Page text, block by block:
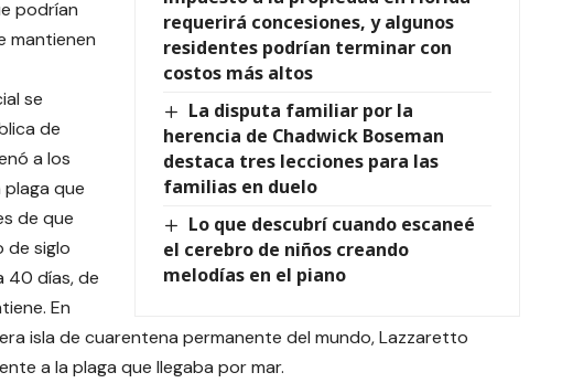
requerirá concesiones, y algunos
residentes podrían terminar con
costos más altos
La disputa familiar por la
herencia de Chadwick Boseman
destaca tres lecciones para las
familias en duelo
Lo que descubrí cuando escaneé
el cerebro de niños creando
melodías en el piano
podrían
mantienen
se
de
a los
que
de que
de siglo
40 días, de
En
isla de cuarentena permanente del mundo, Lazzaretto
a la plaga que llegaba por mar.